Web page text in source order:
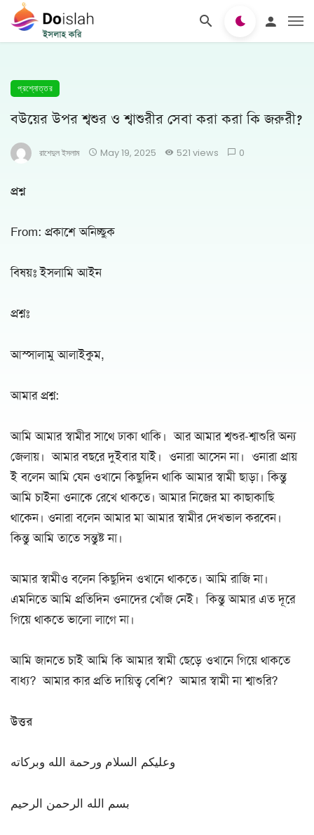
প্রশ্নোত্তর
বউয়ের উপর শ্বশুর ও শ্বাশুরীর সেবা করা করা কি জরুরী?
রাশেদুল ইসলাম May 19, 2025 521 views 0
প্রশ্ন
From: প্রকাশে অনিচ্ছুক
বিষয়ঃ ইসলামি আইন
প্রশ্নঃ
আস্সালামু আলাইকুম,
আমার প্রশ্ন:
আমি আমার স্বামীর সাথে ঢাকা থাকি। আর আমার শ্বশুর-শ্বাশুরি অন্য
জেলায়। আমার বছরে দুইবার যাই। ওনারা আসেন না। ওনারা প্রায়
ই বলেন আমি যেন ওখানে কিছুদিন থাকি আমার স্বামী ছাড়া। কিন্তু
আমি চাইনা ওনাকে রেখে থাকতে। আমার নিজের মা কাছাকাছি
থাকেন। ওনারা বলেন আমার মা আমার স্বামীর দেখভাল করবেন।
কিন্তু আমি তাতে সন্তুষ্ট না।
আমার স্বামীও বলেন কিছুদিন ওখানে থাকতে। আমি রাজি না।
এমনিতে আমি প্রতিদিন ওনাদের খোঁজ নেই। কিন্তু আমার এত দূরে
গিয়ে থাকতে ভালো লাগে না।
আমি জানতে চাই আমি কি আমার স্বামী ছেড়ে ওখানে গিয়ে থাকতে
বাধ্য? আমার কার প্রতি দায়িত্ব বেশি? আমার স্বামী না শ্বাশুরি?
উত্তর
وعليكم السلام ورحمة الله وبركاته
بسم الله الرحمن الرحيم